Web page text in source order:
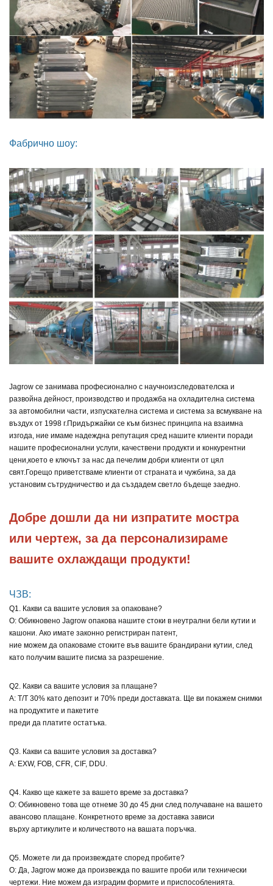
Фабрично шоу:
Jagrow се занимава професионално с научноизследователска и
развойна дейност, производство и продажба на охладителна система
за автомобилни части, изпускателна система и система за всмукване на
въздух от 1998 г.Придържайки се към бизнес принципа на взаимна
изгода, ние имаме надеждна репутация сред нашите клиенти поради
нашите професионални услуги, качествени продукти и конкурентни
цени,което е ключът за нас да печелим добри клиенти от цял
свят.Горещо приветстваме клиенти от страната и чужбина, за да
установим сътрудничество и да създадем светло бъдеще заедно.
Добре дошли да ни изпратите мостра
или чертеж, за да персонализираме
вашите охлаждащи продукти!
ЧЗВ:
Q1. Какви са вашите условия за опаковане?
О: Обикновено Jagrow опакова нашите стоки в неутрални бели кутии и
кашони. Ако имате законно регистриран патент,
ние можем да опаковаме стоките във вашите брандирани кутии, след
като получим вашите писма за разрешение.
Q2. Какви са вашите условия за плащане?
A: T/T 30% като депозит и 70% преди доставката. Ще ви покажем снимки
на продуктите и пакетите
преди да платите остатъка.
Q3. Какви са вашите условия за доставка?
A: EXW, FOB, CFR, CIF, DDU.
Q4. Какво ще кажете за вашето време за доставка?
О: Обикновено това ще отнеме 30 до 45 дни след получаване на вашето
авансово плащане. Конкретното време за доставка зависи
върху артикулите и количеството на вашата поръчка.
Q5. Можете ли да произвеждате според пробите?
О: Да, Jagrow може да произвежда по вашите проби или технически
чертежи. Ние можем да изградим формите и приспособленията.